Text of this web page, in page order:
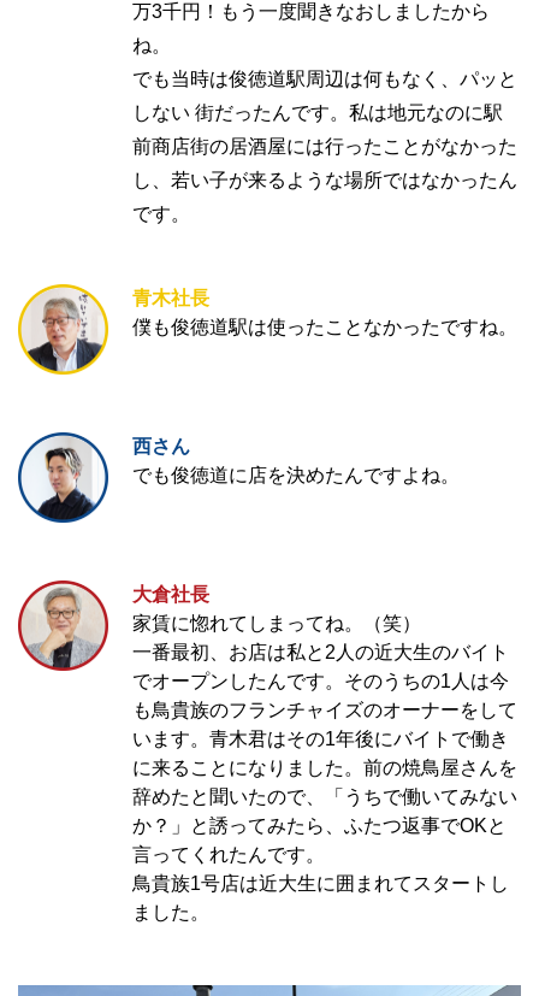
万3千円！もう一度聞きなおしましたから
ね。
でも当時は俊徳道駅周辺は何もなく、パッと
しない 街だったんです。私は地元なのに駅
前商店街の居酒屋には行ったことがなかった
し、若い子が来るような場所ではなかったん
です。
青木社長
僕も俊徳道駅は使ったことなかったですね。
西さん
でも俊徳道に店を決めたんですよね。
大倉社長
家賃に惚れてしまってね。（笑）
一番最初、お店は私と2人の近大生のバイト
でオープンしたんです。そのうちの1人は今
も鳥貴族のフランチャイズのオーナーをして
います。青木君はその1年後にバイトで働き
に来ることになりました。前の焼鳥屋さんを
辞めたと聞いたので、「うちで働いてみない
か？」と誘ってみたら、ふたつ返事でOKと
言ってくれたんです。
鳥貴族1号店は近大生に囲まれてスタートし
ました。